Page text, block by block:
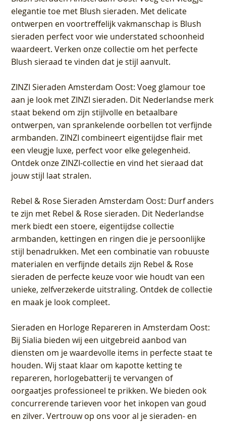
elegantie toe met Blush sieraden. Met delicate
ontwerpen en voortreffelijk vakmanschap is Blush
sieraden perfect voor wie understated schoonheid
waardeert. Verken onze collectie om het perfecte
Blush sieraad te vinden dat je stijl aanvult.
ZINZI Sieraden Amsterdam Oost: Voeg glamour toe
aan je look met ZINZI sieraden. Dit Nederlandse merk
staat bekend om zijn stijlvolle en betaalbare
ontwerpen, van sprankelende oorbellen tot verfijnde
armbanden. ZINZI combineert eigentijdse flair met
een vleugje luxe, perfect voor elke gelegenheid.
Ontdek onze ZINZI-collectie en vind het sieraad dat
jouw stijl laat stralen.
Rebel & Rose Sieraden Amsterdam Oost: Durf anders
te zijn met Rebel & Rose sieraden. Dit Nederlandse
merk biedt een stoere, eigentijdse collectie
armbanden, kettingen en ringen die je persoonlijke
stijl benadrukken. Met een combinatie van robuuste
materialen en verfijnde details zijn Rebel & Rose
sieraden de perfecte keuze voor wie houdt van een
unieke, zelfverzekerde uitstraling. Ontdek de collectie
en maak je look compleet.
Sieraden en Horloge Repareren in Amsterdam Oost:
Bij Sialia bieden wij een uitgebreid aanbod van
diensten om je waardevolle items in perfecte staat te
houden. Wij staat klaar om kapotte ketting te
repareren, horlogebatterij te vervangen of
oorgaatjes professioneel te prikken. We bieden ook
concurrerende tarieven voor het inkopen van goud
en zilver. Vertrouw op ons voor al je sieraden- en